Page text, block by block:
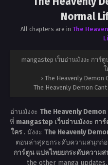
Normal
All chapters are in The
mangastep เว็บอ่านมังงะ กา
› The Heavenly Demon
The Heavenly Demon
อ่านมังงะ The Heavenly
ที่ mangastep เว็บอ่านมังงะ ก
ใคร . มังงะ The Heavenly
ตอนล่าสุดยกระดับความสนุกก่
การ์ตูน แปลไทยยกระดับความ
the other manga